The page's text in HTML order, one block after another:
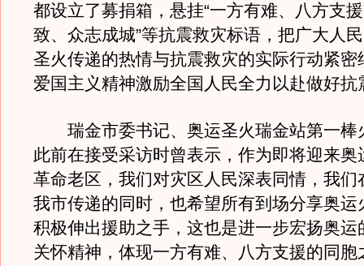
都设立了募捐箱，悬挂“一方有难、八方支援
致、众志成城”等抗震救灾标语，把广大人
圣火传递的热情与抗震救灾的实际行动紧密
爱国主义精神激励全国人民全力以赴做好抗
瑞金市委书记、奥运圣火瑞金站第一棒
此前在接受采访时曾表示，作为即将迎来奥
革命老区，我们对灾区人民深表同情，我们
我市传递的同时，也希望所有到场分享奥运
积极伸出援助之手，这也是进一步宏扬奥运
关怀精神，体现一方有难、八方支援的同胞